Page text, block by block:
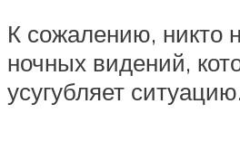
К сожалению, никто
ночных видений,
усугубляет ситуацию.